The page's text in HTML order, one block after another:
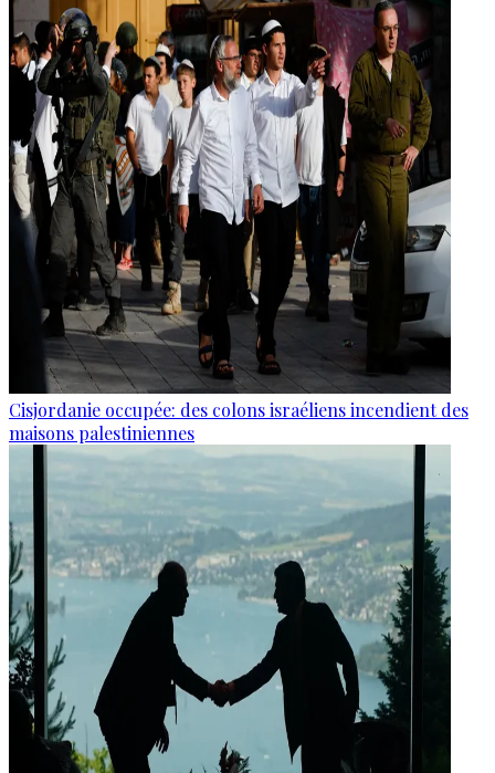
Cisjordanie occupée: des colons israéliens incendient des
maisons palestiniennes